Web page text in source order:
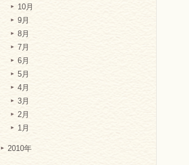
10月
9月
8月
7月
6月
5月
4月
3月
2月
1月
2010年